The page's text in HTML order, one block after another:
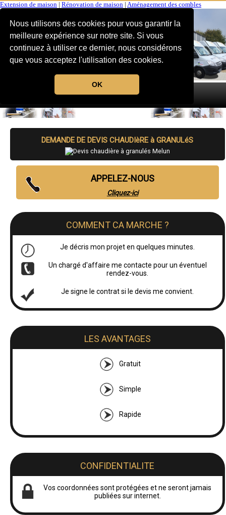
Nous utilisons des cookies pour vous garantir la
meilleure expérience sur notre site. Si vous
continuez à utiliser ce dernier, nous considérons
que vous acceptez l'utilisation des cookies.
OK
Extension de maison Rénovation de maison Aménagement des combles
MENU
DEMANDE DE DEVIS CHAUDIèRE à GRANULéS
APPELEZ-NOUS
Cliquez-ici
COMMENT CA MARCHE ?
Je décris mon projet en quelques minutes.
Un chargé d'affaire me contacte pour un éventuel
rendez-vous.
Je signe le contrat si le devis me convient.
LES AVANTAGES
Gratuit
Simple
Rapide
CONFIDENTIALITE
Vos coordonnées sont protégées et ne seront jamais
publiées sur internet.